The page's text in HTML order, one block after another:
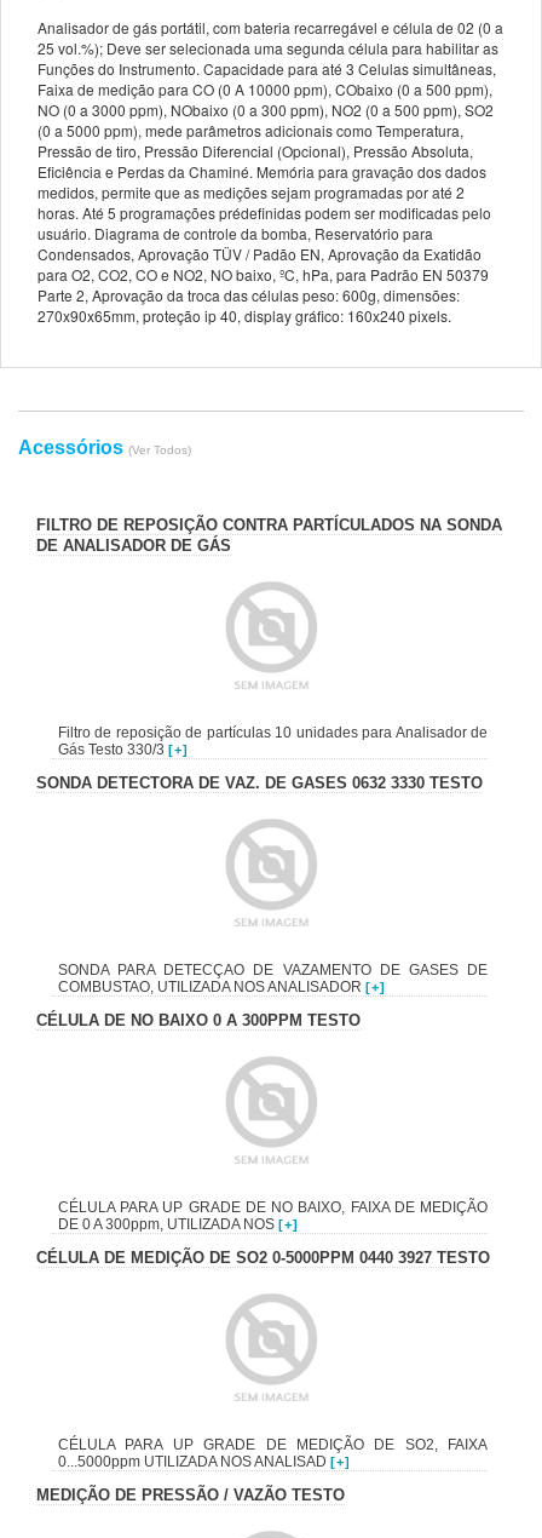
Analisador de gás portátil, com bateria recarregável e célula de 02 (0 a
25 vol.%); Deve ser selecionada uma segunda célula para habilitar as
Funções do Instrumento. Capacidade para até 3 Celulas simultâneas,
Faixa de medição para CO (0 A 10000 ppm), CObaixo (0 a 500 ppm),
NO (0 a 3000 ppm), NObaixo (0 a 300 ppm), NO2 (0 a 500 ppm), SO2
(0 a 5000 ppm), mede parâmetros adicionais como Temperatura,
Pressão de tiro, Pressão Diferencial (Opcional), Pressão Absoluta,
Eficiência e Perdas da Chaminé. Memória para gravação dos dados
medidos, permite que as medições sejam programadas por até 2
horas. Até 5 programações prédefinidas podem ser modificadas pelo
usuário. Diagrama de controle da bomba, Reservatório para
Condensados, Aprovação TÜV / Padão EN, Aprovação da Exatidão
para O2, CO2, CO e NO2, NO baixo, ºC, hPa, para Padrão EN 50379
Parte 2, Aprovação da troca das células peso: 600g, dimensões:
270x90x65mm, proteção ip 40, display gráfico: 160x240 pixels.
Acessórios (Ver Todos)
FILTRO DE REPOSIÇÃO CONTRA PARTÍCULADOS NA SONDA
DE ANALISADOR DE GÁS
Filtro de reposição de partículas 10 unidades para Analisador de
Gás Testo 330/3 [+]
SONDA DETECTORA DE VAZ. DE GASES 0632 3330 TESTO
SONDA PARA DETECÇAO DE VAZAMENTO DE GASES DE
COMBUSTAO, UTILIZADA NOS ANALISADOR [+]
CÉLULA DE NO BAIXO 0 A 300PPM TESTO
CÉLULA PARA UP GRADE DE NO BAIXO, FAIXA DE MEDIÇÃO
DE 0 A 300ppm, UTILIZADA NOS [+]
CÉLULA DE MEDIÇÃO DE SO2 0-5000PPM 0440 3927 TESTO
CÉLULA PARA UP GRADE DE MEDIÇÃO DE SO2, FAIXA
0...5000ppm UTILIZADA NOS ANALISAD [+]
MEDIÇÃO DE PRESSÃO / VAZÃO TESTO